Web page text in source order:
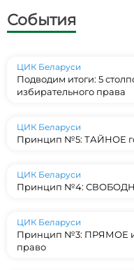
События
ЦИК Беларуси
Подводим итоги: 5
избирательного права
ЦИК Беларуси
Принцип №5: ТАЙНОЕ
ЦИК Беларуси
Принцип №4:
ЦИК Беларуси
Принцип №3: ПРЯМОЕ
право